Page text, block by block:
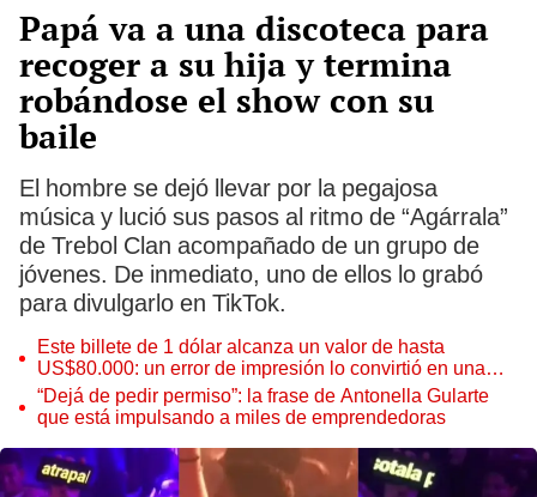
Papá va a una discoteca para
recoger a su hija y termina
robándose el show con su
baile
El hombre se dejó llevar por la pegajosa
música y lució sus pasos al ritmo de “Agárrala”
de Trebol Clan acompañado de un grupo de
jóvenes. De inmediato, uno de ellos lo grabó
para divulgarlo en TikTok.
Este billete de 1 dólar alcanza un valor de hasta
US$80.000: un error de impresión lo convirtió en una
pieza única que hoy buscan coleccionistas de todo el
mundo
“Dejá de pedir permiso”: la frase de Antonella Gularte
que está impulsando a miles de emprendedoras